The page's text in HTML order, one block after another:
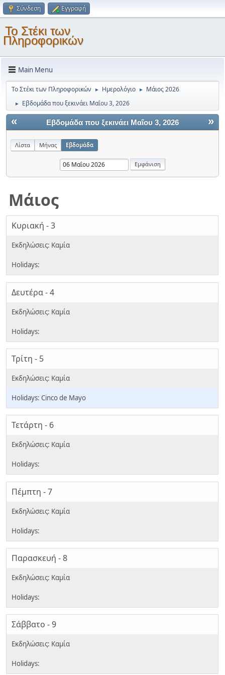
Σύνδεση Εγγραφή
Το Στέκι των
Πληροφορικών
Main Menu
Το Στέκι των Πληροφορικών ► Ημερολόγιο ► Μάιος 2026
► Εβδομάδα που ξεκινάει Μαΐου 3, 2026
« »
Εβδομάδα που ξεκινάει Μαΐου 3, 2026
Λίστα Μήνας Εβδομάδα
Μάιος
Κυριακή - 3
Δευτέρα - 4
Τρίτη - 5
Cinco de Mayo
Τετάρτη - 6
Πέμπτη - 7
Παρασκευή - 8
Σάββατο - 9